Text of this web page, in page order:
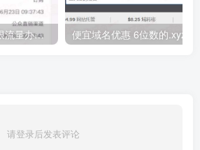
海南小天神卡5元无限流量办理的方法，5元流量不限量自行车来了
请登录后发表评论